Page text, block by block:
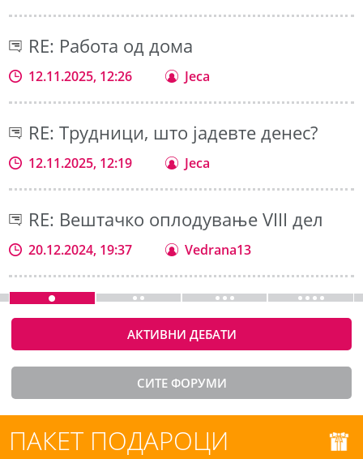
RE: Работа од дома
12.11.2025, 12:26 Jeca
RE: Трудници, што јадевте денес?
12.11.2025, 12:19 Jeca
RE: Вештачко оплодување VIII дел
20.12.2024, 19:37 Vedrana13
АКТИВНИ ДЕБАТИ
СИТЕ ФОРУМИ
ПАКЕТ ПОДАРОЦИ